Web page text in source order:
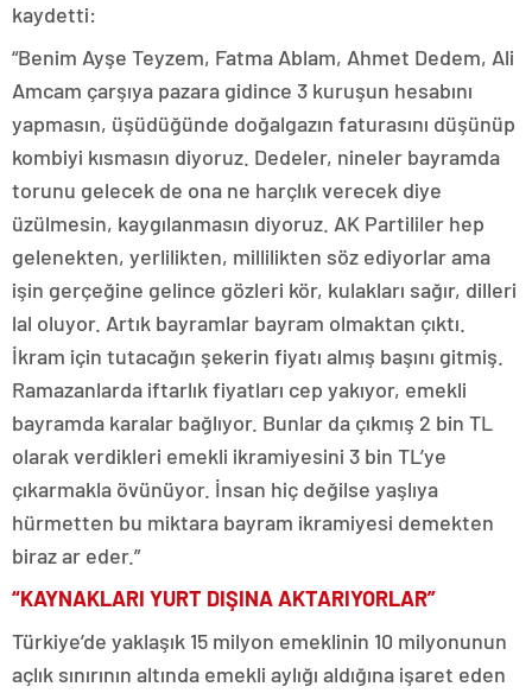
kaydetti:
“Benim Ayşe Teyzem, Fatma Ablam, Ahmet Dedem, Ali
Amcam çarşıya pazara gidince 3 kuruşun hesabını
yapmasın, üşüdüğünde doğalgazın faturasını düşünüp
kombiyi kısmasın diyoruz. Dedeler, nineler bayramda
torunu gelecek de ona ne harçlık verecek diye
üzülmesin, kaygılanmasın diyoruz. AK Partililer hep
gelenekten, yerlilikten, millilikten söz ediyorlar ama
işin gerçeğine gelince gözleri kör, kulakları sağır, dilleri
lal oluyor. Artık bayramlar bayram olmaktan çıktı.
İkram için tutacağın şekerin fiyatı almış başını gitmiş.
Ramazanlarda iftarlık fiyatları cep yakıyor, emekli
bayramda karalar bağlıyor. Bunlar da çıkmış 2 bin TL
olarak verdikleri emekli ikramiyesini 3 bin TL’ye
çıkarmakla övünüyor. İnsan hiç değilse yaşlıya
hürmetten bu miktara bayram ikramiyesi demekten
biraz ar eder.”
“KAYNAKLARI YURT DIŞINA AKTARIYORLAR”
Türkiye’de yaklaşık 15 milyon emeklinin 10 milyonunun
açlık sınırının altında emekli aylığı aldığına işaret eden